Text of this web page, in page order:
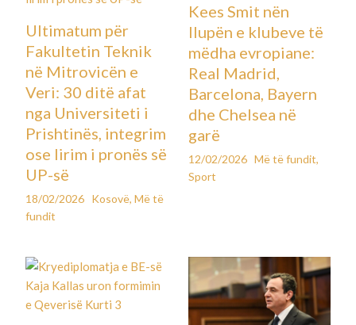
Ultimatum për
Fakultetin Teknik
në Mitrovicën e
Veri: 30 ditë afat
nga Universiteti i
Prishtinës, integrim
ose lirim i pronës së
UP-së
18/02/2026 Kosovë,Më të
fundit
Kees Smit nën
llupën e klubeve të
mëdha evropiane:
Real Madrid,
Barcelona, Bayern
dhe Chelsea në
garë
12/02/2026 Më të fundit,
Sport